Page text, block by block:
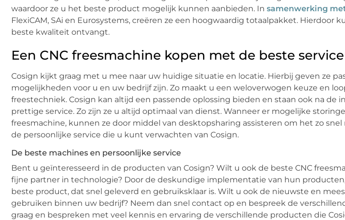
waardoor ze u het beste product mogelijk kunnen aanbieden. In samenwerking
FlexiCAM, SAi en Eurosystems, creëren ze een hoogwaardig totaalpakket. Hierdoor
beste kwaliteit ontvangt.
Een CNC freesmachine kopen met de beste
Cosign kijkt graag met u mee naar uw huidige situatie en locatie. Hierbij geven ze
mogelijkheden voor u en uw bedrijf zijn. Zo maakt u een weloverwogen keuze en
freestechniek. Cosign kan altijd een passende oplossing bieden en staan ook na de
prettige service. Zo zijn ze u altijd optimaal van dienst. Wanneer er mogelijke
freesmachine, kunnen ze door middel van desktopsharing assisteren om het zo
de persoonlijke service die u kunt verwachten van Cosign.
De beste machines en persoonlijke service
Bent u geïnteresseerd in de producten van Cosign? Wilt u ook de beste CNC
fijne partner in technologie? Door de deskundige implementatie van hun
beste product, dat snel geleverd en gebruiksklaar is. Wilt u ook de nieuwste en
gebruiken binnen uw bedrijf? Neem dan snel contact op en bespreek de
graag en bespreken met veel kennis en ervaring de verschillende producten die